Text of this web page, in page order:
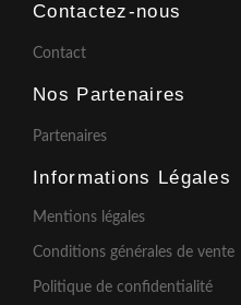
Contactez-nous
Contact
Nos Partenaires
Partenaires
Informations Légales
Mentions légales
Conditions générales de vente
Politique de confidentialité